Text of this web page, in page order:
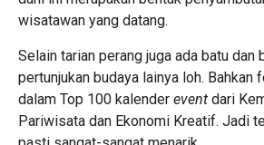
wisatawan yang datang.
Selain tarian perang juga ada batu dan
pertunjukan budaya lainya loh. Bahkan
dalam Top 100 kalender event dari
Pariwisata dan Ekonomi Kreatif. Jadi